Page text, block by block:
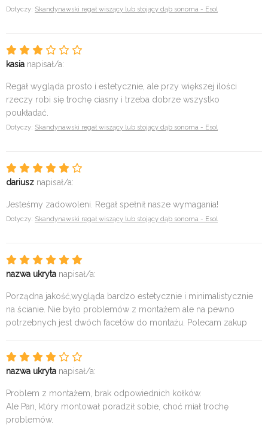
Dotyczy: Skandynawski regał wiszący lub stojący dąb sonoma - Esol
kasia napisał/a:
Regał wygląda prosto i estetycznie, ale przy większej ilości
rzeczy robi się trochę ciasny i trzeba dobrze wszystko
poukładać.
Dotyczy: Skandynawski regał wiszący lub stojący dąb sonoma - Esol
dariusz napisał/a:
Jesteśmy zadowoleni. Regał spełnił nasze wymagania!
Dotyczy: Skandynawski regał wiszący lub stojący dąb sonoma - Esol
nazwa ukryta napisał/a:
Porządna jakość,wygląda bardzo estetycznie i minimalistycznie
na ścianie. Nie było problemów z montażem ale na pewno
potrzebnych jest dwóch facetów do montażu. Polecam zakup
nazwa ukryta napisał/a:
Problem z montażem, brak odpowiednich kołków.
Ale Pan, który montował poradził sobie, choć miał trochę
problemów.